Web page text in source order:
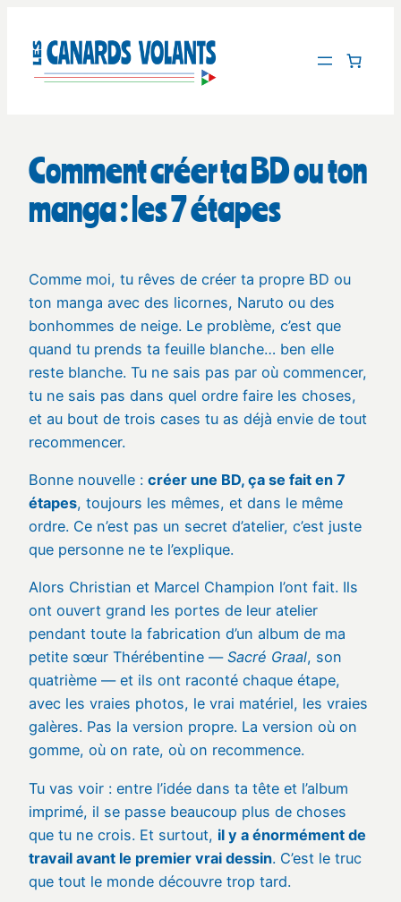
contenu
Comment créer ta BD ou ton
manga : les 7 étapes
Comme moi, tu rêves de créer ta propre BD ou
ton manga avec des licornes, Naruto ou des
bonhommes de neige. Le problème, c’est que
quand tu prends ta feuille blanche… ben elle
reste blanche. Tu ne sais pas par où commencer,
tu ne sais pas dans quel ordre faire les choses,
et au bout de trois cases tu as déjà envie de tout
recommencer.
Bonne nouvelle : créer une BD, ça se fait en 7
étapes, toujours les mêmes, et dans le même
ordre. Ce n’est pas un secret d’atelier, c’est juste
que personne ne te l’explique.
Alors Christian et Marcel Champion l’ont fait. Ils
ont ouvert grand les portes de leur atelier
pendant toute la fabrication d’un album de ma
petite sœur Thérébentine — Sacré Graal, son
quatrième — et ils ont raconté chaque étape,
avec les vraies photos, le vrai matériel, les vraies
galères. Pas la version propre. La version où on
gomme, où on rate, où on recommence.
Tu vas voir : entre l’idée dans ta tête et l’album
imprimé, il se passe beaucoup plus de choses
que tu ne crois. Et surtout, il y a énormément de
travail avant le premier vrai dessin. C’est le truc
que tout le monde découvre trop tard.